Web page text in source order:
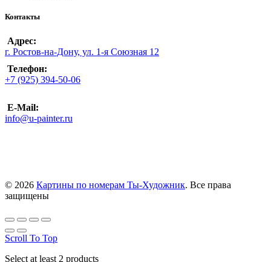
Контакты
Адрес:
г. Ростов-на-Дону, ул. 1-я Союзная 12
Телефон:
+7 (925) 394-50-06
E-Mail:
info@u-painter.ru
© 2026 Картины по номерам Ты-Художник. Все права
защищены
Scroll To Top
Select at least 2 products